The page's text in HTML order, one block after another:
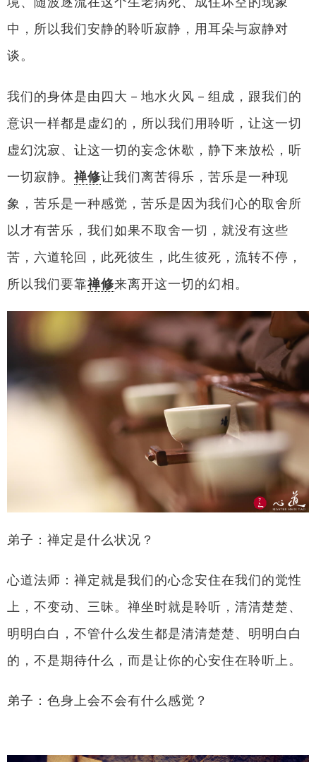
中，所以我们安静的聆听寂静，用耳朵与寂静对
谈。
我们的身体是由四大－地水火风－组成，跟我们的
意识一样都是虚幻的，所以我们用聆听，让这一切
虚幻沈寂、让这一切的妄念休歇，静下来放松，听
一切寂静。 禅修让我们离苦得乐，苦乐是一种现
象，苦乐是一种感觉，苦乐是因为我们心的取舍所
以才有苦乐，我们如果不取舍一切，就没有这些
苦，六道轮回，此死彼生，此生彼死，流转不停，
所以我们要靠禅修来离开这一切的幻相。
弟子：禅定是什么状况？
心道法师：禅定就是我们的心念安住在我们的觉性
上，不变动、三昧。禅坐时就是聆听，清清楚楚、
明明白白，不管什么发生都是清清楚楚、明明白白
的，不是期待什么，而是让你的心安住在聆听上。
弟子：色身上会不会有什么感觉？